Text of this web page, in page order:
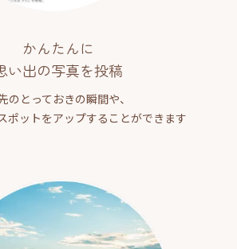
かんたんに
い出の写真を投稿
のとっておきの瞬間や、
ポットをアップすることができます